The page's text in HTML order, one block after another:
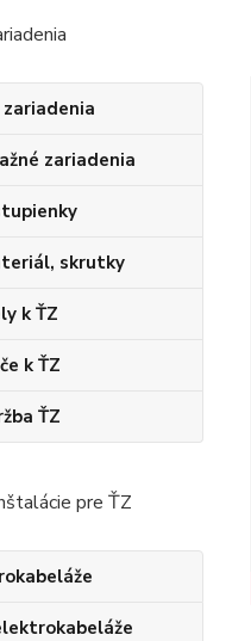
zariadenia
skrutky
k ŤZ
k ŤZ
ŤZ
pre ŤZ